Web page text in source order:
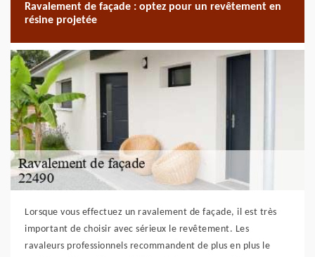
Ravalement de façade : optez pour un revêtement en
résine projetée
Lorsque vous effectuez un ravalement de façade, il est très
important de choisir avec sérieux le revêtement. Les
ravaleurs professionnels recommandent de plus en plus le